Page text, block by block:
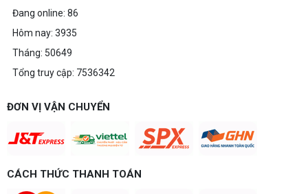
Đang online: 86
Hôm nay: 3935
Tháng: 50649
Tổng truy cập: 7536342
ĐƠN VỊ VẬN CHUYỂN
CÁCH THỨC THANH TOÁN